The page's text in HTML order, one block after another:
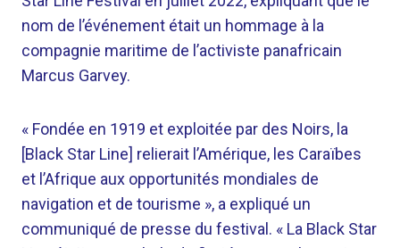
nom de l’événement était un hommage à la
compagnie maritime de l’activiste panafricain
Marcus Garvey.
« Fondée en 1919 et exploitée par des Noirs, la
[Black Star Line] relierait l’Amérique, les Caraïbes
et l’Afrique aux opportunités mondiales de
navigation et de tourisme », a expliqué un
communiqué de presse du festival. « La Black Star